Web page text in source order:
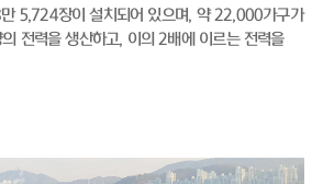
5,724장이 설치되어 있으며, 약 22,000가구가
전력을 생산하고, 이의 2배에 이르는 전력을